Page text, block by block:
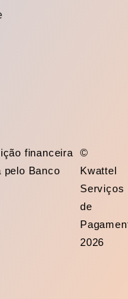
financeira
pelo Banco
©
Kwattel
Serviços
de
2026